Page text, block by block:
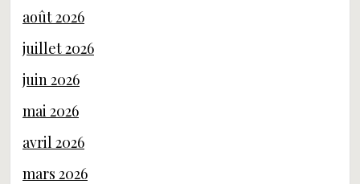
août 2026
juillet 2026
juin 2026
mai 2026
avril 2026
mars 2026